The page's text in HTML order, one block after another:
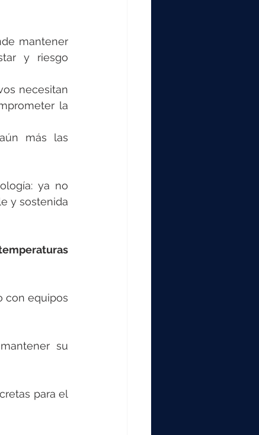
mantener
y riesgo
necesitan
la
más las
ya no
y sostenida
con equipos
su
para el